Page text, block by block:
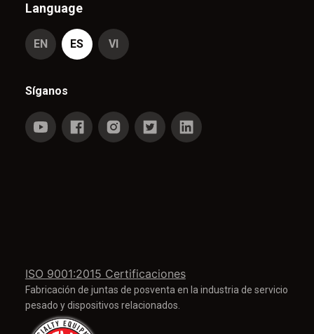
ISO 9001:2015 Certificaciones
Fabricación de juntas de posventa en la industria de servicio
pesado y dispositivos relacionados.
Language
EN ES VI
Síganos